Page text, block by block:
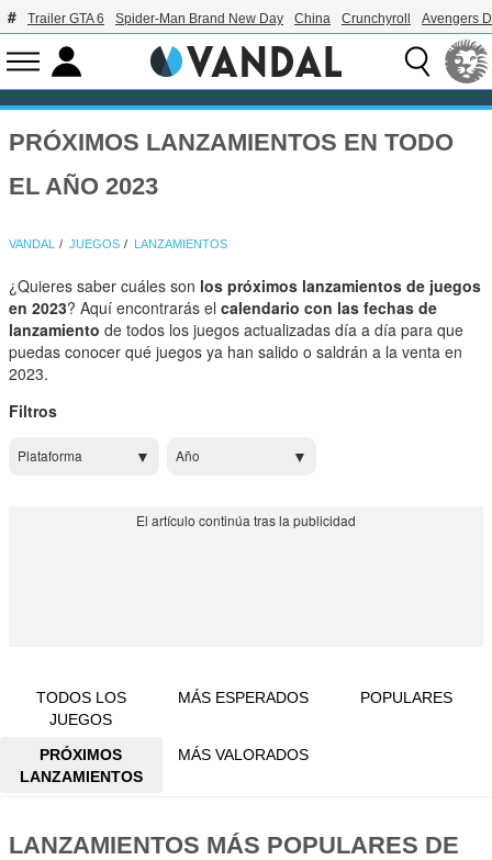
Trailer GTA 6 Spider-Man Brand New Day China Crunchyroll Avengers
PRÓXIMOS LANZAMIENTOS EN TODO
EL AÑO 2023
VANDAL JUEGOS LANZAMIENTOS
¿Quieres saber cuáles son los próximos lanzamientos de juegos
en 2023? Aquí encontrarás elcalendario con las fechas de
lanzamiento de todos los juegos actualizadas día a día para que
puedas conocer qué juegos ya han salido o saldrán a la venta en
2023.
Filtros
Plataforma Año
TODOS LOS
JUEGOS
MÁS ESPERADOS POPULARES
PRÓXIMOS
LANZAMIENTOS
MÁS VALORADOS
LANZAMIENTOS MÁS POPULARES DE